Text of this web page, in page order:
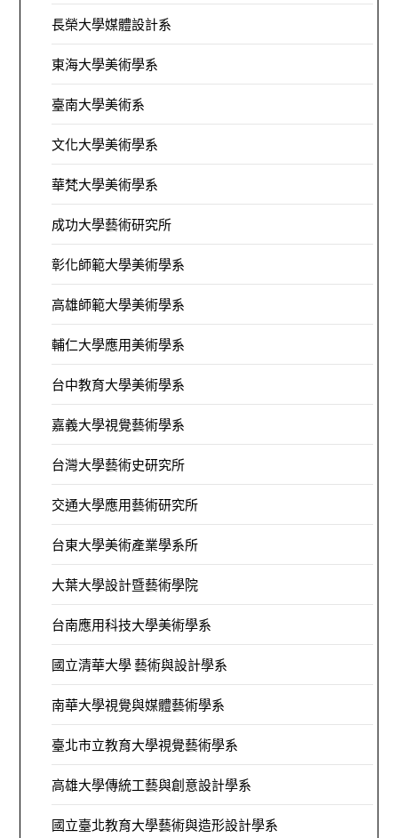
長榮大學媒體設計系
東海大學美術學系
臺南大學美術系
文化大學美術學系
華梵大學美術學系
成功大學藝術研究所
彰化師範大學美術學系
高雄師範大學美術學系
輔仁大學應用美術學系
台中教育大學美術學系
嘉義大學視覺藝術學系
台灣大學藝術史研究所
交通大學應用藝術研究所
台東大學美術產業學系所
大葉大學設計暨藝術學院
台南應用科技大學美術學系
國立清華大學 藝術與設計學系
南華大學視覺與媒體藝術學系
臺北市立教育大學視覺藝術學系
高雄大學傳統工藝與創意設計學系
國立臺北教育大學藝術與造形設計學系